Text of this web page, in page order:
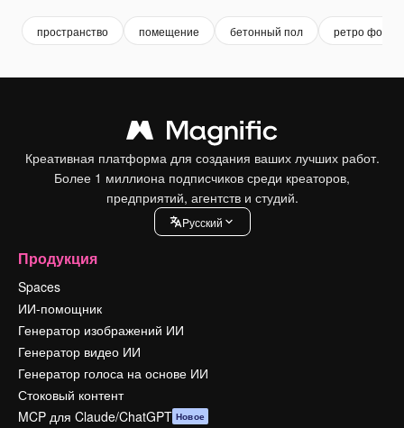
пространство помещение бетонный пол ретро фон
Креативная платформа для создания ваших лучших работ.
Более 1 миллиона подписчиков среди креаторов,
предприятий, агентств и студий.
Pусский
Продукция
Spaces
ИИ-помощник
Генератор изображений ИИ
Генератор видео ИИ
Генератор голоса на основе ИИ
Стоковый контент
MCP для Claude/ChatGPT Новое